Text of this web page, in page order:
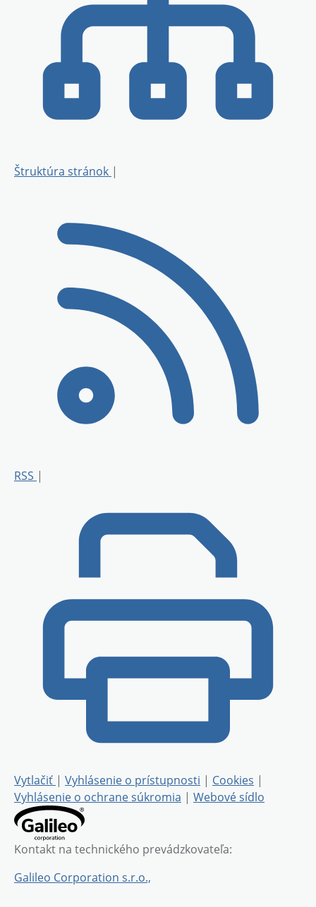
Štruktúra stránok |
RSS |
Vytlačiť | Vyhlásenie o prístupnosti | Cookies |
Vyhlásenie o ochrane súkromia | Webové sídlo
Kontakt na technického prevádzkovateľa:
Galileo Corporation s.r.o.,